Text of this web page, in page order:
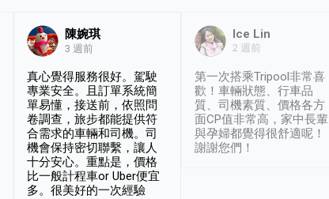
陳婉琪
3 週前
真心覺得服務很好。駕駛
專業安全。且訂單系統簡
單易懂，接送前，依照問
卷調查，旅步都能提供符
合需求的車輛和司機。司
機會保持密切聯繫，讓人
十分安心。重點是，價格
比一般計程車or Uber便宜
多。很美好的一次經驗
Ice Lin
2 週前
第一次搭乘Tripool非常喜
歡！車輛狀態、行車品
質、司機素質、價格各方
面CP值非常高，家中長輩
與孕婦都覺得很舒適呢！
謝謝您們！